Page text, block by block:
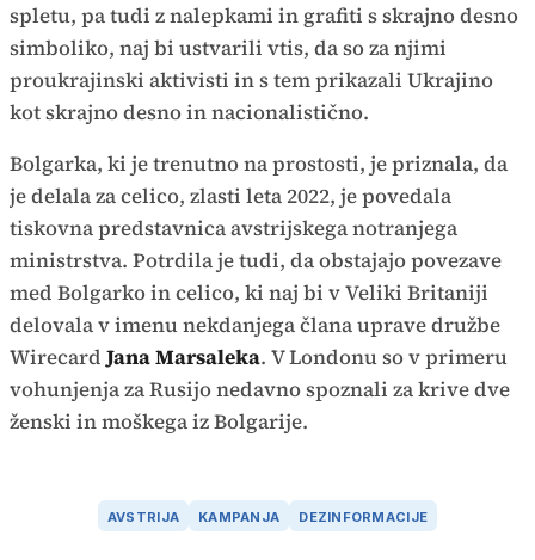
spletu, pa tudi z nalepkami in grafiti s skrajno desno
simboliko, naj bi ustvarili vtis, da so za njimi
proukrajinski aktivisti in s tem prikazali Ukrajino
kot skrajno desno in nacionalistično.
Bolgarka, ki je trenutno na prostosti, je priznala, da
je delala za celico, zlasti leta 2022, je povedala
tiskovna predstavnica avstrijskega notranjega
ministrstva. Potrdila je tudi, da obstajajo povezave
med Bolgarko in celico, ki naj bi v Veliki Britaniji
delovala v imenu nekdanjega člana uprave družbe
WirecardJana Marsaleka. V Londonu so v primeru
vohunjenja za Rusijo nedavno spoznali za krive dve
ženski in moškega iz Bolgarije.
AVSTRIJA KAMPANJA DEZINFORMACIJE